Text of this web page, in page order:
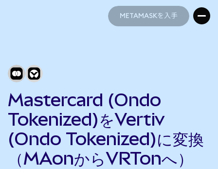
METAMASKを入手
Mastercard (Ondo
Tokenized)をVertiv
(Ondo Tokenized)に変換
（MAonからVRTonへ）